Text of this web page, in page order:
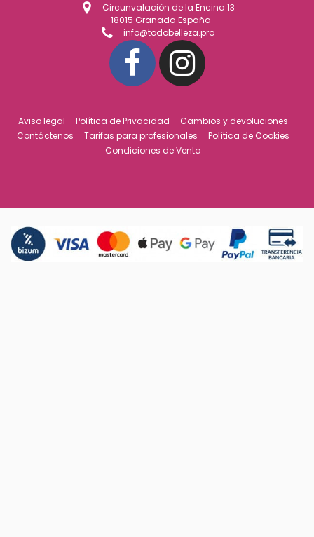
Circunvalación de la Encina 13
18015 Granada España
info@todobelleza.pro
Aviso legal Política de Privacidad
Cambios y devoluciones
Contáctenos
Tarifas para profesionales
Política de Cookies
Condiciones de Venta